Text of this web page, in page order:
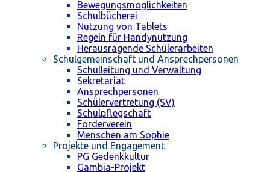
Bewegungsmöglichkeiten
Schulbücherei
Nutzung von Tablets
Regeln für Handynutzung
Herausragende Schülerarbeiten
Schulgemeinschaft und Ansprechpersonen
Schulleitung und Verwaltung
Sekretariat
Ansprechpersonen
Schülervertretung (SV)
Schulpflegschaft
Förderverein
Menschen am Sophie
Projekte und Engagement
PG Gedenkkultur
Gambia-Projekt